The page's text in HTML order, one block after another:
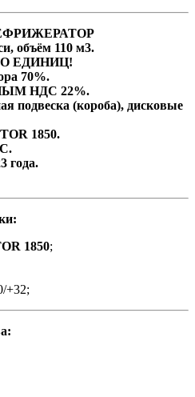
объём 110 м3.
ЕДИНИЦ!
70%.
НДС 22%.
подвеска (короба), дисковые
1850.
года.
1850;
+32;